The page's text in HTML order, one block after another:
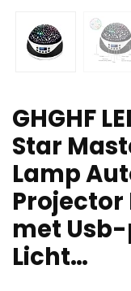
GHGHF
Star
Lamp
Projector
met
Licht…